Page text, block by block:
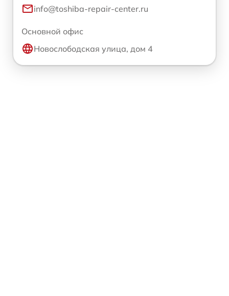
info@toshiba-repair-center.ru
Основной офис
Новослободская улица, дом 4